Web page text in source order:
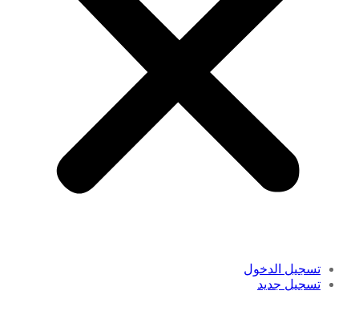
تسجيل الدخول
تسجيل جديد